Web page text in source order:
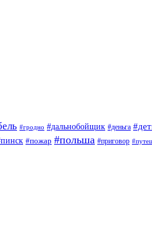
#гродно #дальнобойщик #деньга
#пожар #польша #приговор